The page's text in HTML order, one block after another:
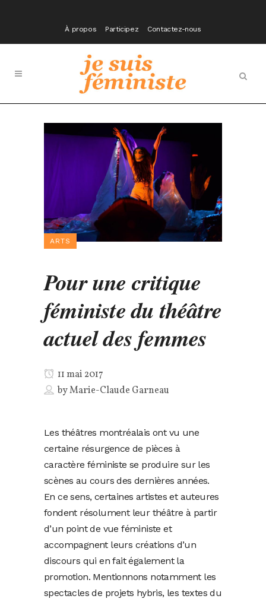
À propos Participez Contactez-nous
ARTS
Pour une critique
féministe du théâtre
actuel des femmes
11 mai 2017
byMarie-Claude Garneau
Les théâtres montréalais ont vu une
certaine résurgence de pièces à
caractère féministe se produire sur les
scènes au cours des dernières années.
En ce sens, certaines artistes et auteures
fondent résolument leur théâtre à partir
d’un point de vue féministe et
accompagnent leurs créations d’un
discours qui en fait également la
promotion. Mentionnons notamment les
spectacles de projets hybris, les textes du